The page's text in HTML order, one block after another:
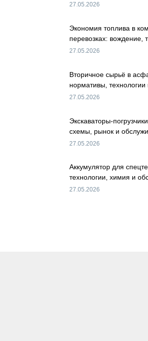
27.05.2026
Экономия топлива в
перевозках: вождение,
27.05.2026
Вторичное сырьё в
нормативы, технологии
27.05.2026
Экскаваторы-
схемы, рынок и
27.05.2026
Аккумулятор для
технологии, химия и
27.05.2026